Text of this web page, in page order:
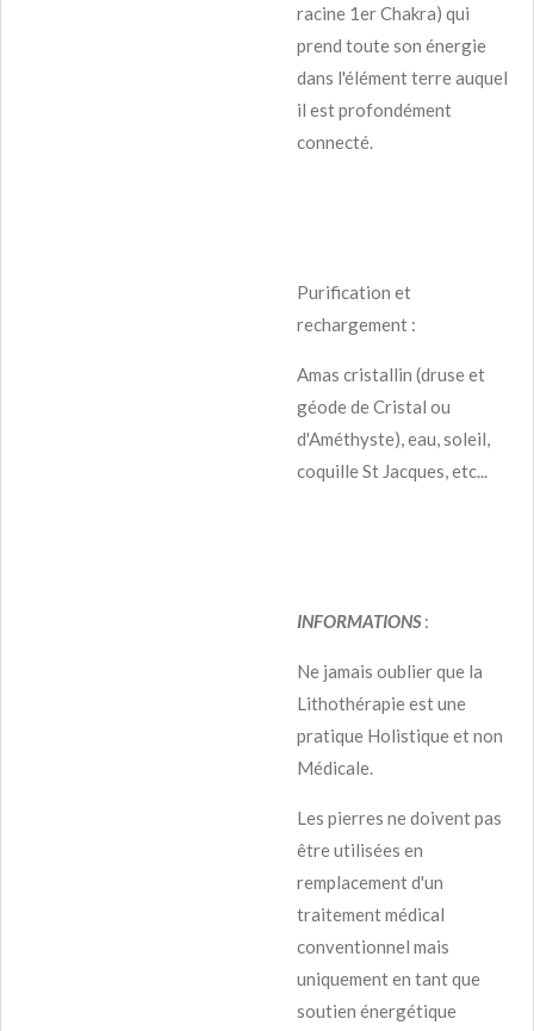
racine 1er Chakra) qui
prend toute son énergie
dans l'élément terre auquel
il est profondément
connecté.
Purification et
rechargement :
Amas cristallin (druse et
géode de Cristal ou
d'Améthyste), eau, soleil,
coquille St Jacques, etc...
INFORMATIONS:
Ne jamais oublier que la
Lithothérapie est une
pratique Holistique et non
Médicale.
Les pierres ne doivent pas
être utilisées en
remplacement d'un
traitement médical
conventionnel mais
uniquement en tant que
soutien énergétique